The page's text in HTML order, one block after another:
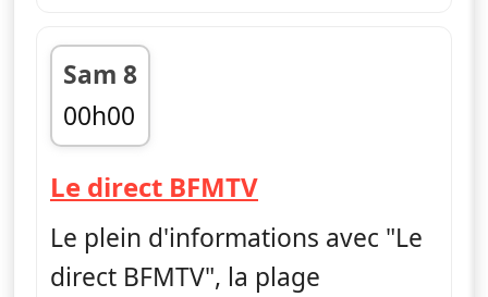
Sam 8
00h00
fin 06h00
Le direct BFMTV— Le direct
Le plein d'informations avec "Le
direct BFMTV", la plage